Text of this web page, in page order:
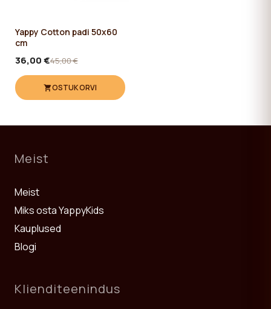
Yappy Cotton padi 50x60
cm
36,00 €45,00 €
OSTUKORVI
Meist
Meist
Miks osta YappyKids
Kauplused
Blogi
Klienditeenindus